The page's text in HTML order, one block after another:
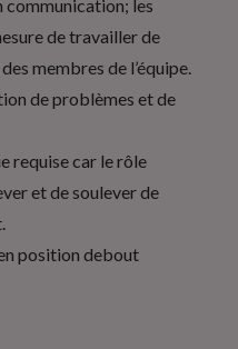
communication; les
de travailler de
membres de l’équipe.
de problèmes et de
requise car le rôle
et de soulever de
position debout